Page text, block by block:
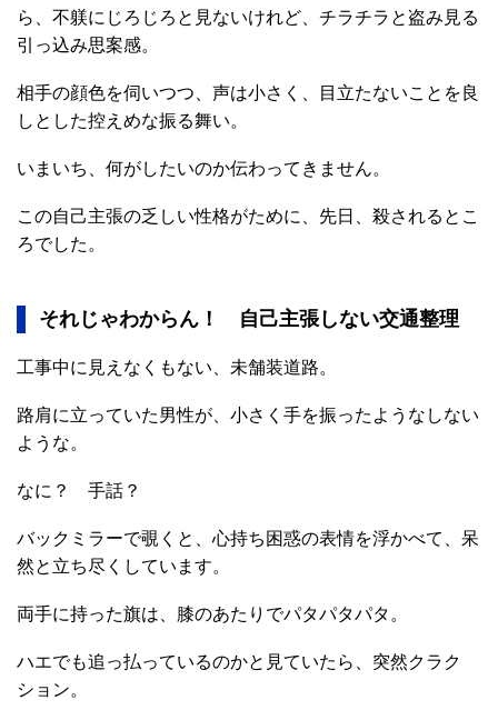
ら、不躾にじろじろと見ないけれど、チラチラと盗み見る
引っ込み思案感。
相手の顔色を伺いつつ、声は小さく、目立たないことを良
しとした控えめな振る舞い。
いまいち、何がしたいのか伝わってきません。
この自己主張の乏しい性格がために、先日、殺されるとこ
ろでした。
それじゃわからん！ 自己主張しない交通整理
工事中に見えなくもない、未舗装道路。
路肩に立っていた男性が、小さく手を振ったようなしない
ような。
なに？ 手話？
バックミラーで覗くと、心持ち困惑の表情を浮かべて、呆
然と立ち尽くしています。
両手に持った旗は、膝のあたりでパタパタパタ。
ハエでも追っ払っているのかと見ていたら、突然クラク
ション。